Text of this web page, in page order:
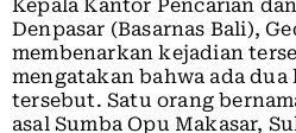
Kepala Kantor Pencarian
Denpasar (Basarnas Bali),
membenarkan kejadian
mengatakan bahwa ada
tersebut. Satu orang
asal Sumba Opu Makasar,